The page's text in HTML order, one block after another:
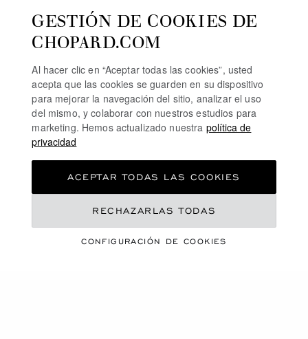
RELOJES DE CARGA MANUAL
RELOJES DE DIAMANTES Y ORO ROSA PARA
HOMBRE
RELOJES DE DIAMANTES Y ACERO INOXIDABLE
RELOJES DE LUJO CON DIAMANTES
PAGO SEGURO
GESTIÓN DE COOKIES DE
CHOPARD.COM
Al hacer clic en “Aceptar todas las cookies”, usted
acepta que las cookies se guarden en su dispositivo
para mejorar la navegación del sitio, analizar el uso
del mismo, y colaborar con nuestros estudios para
marketing. Hemos actualizado nuestra política de
privacidad
CONFIGURACIÓN DE COOKIES
RECHAZARLAS TODAS
ACEPTAR TODAS LAS COOKIES